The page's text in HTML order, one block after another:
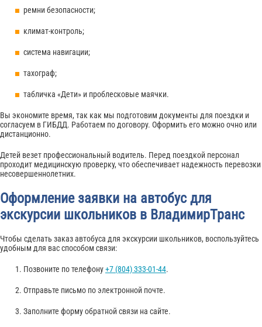
ремни безопасности;
климат-контроль;
система навигации;
тахограф;
табличка «Дети» и проблесковые маячки.
Вы экономите время, так как мы подготовим документы для поездки и
согласуем в ГИБДД. Работаем по договору. Оформить его можно очно или
дистанционно.
Детей везет профессиональный водитель. Перед поездкой персонал
проходит медицинскую проверку, что обеспечивает надежность перевозки
несовершеннолетних.
Оформление заявки на автобус для
экскурсии школьников в ВладимирТранс
Чтобы сделать заказ автобуса для экскурсии школьников, воспользуйтесь
удобным для вас способом связи:
Позвоните по телефону+7 (804) 333-01-44.
Отправьте письмо по электронной почте.
Заполните форму обратной связи на сайте.